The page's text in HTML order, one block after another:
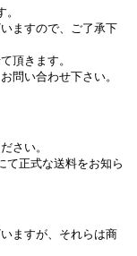
ますので、ご了承下
頂きます。
問い合わせ下さい。
さい。
て正式な送料をお知ら
ますが、それらは商